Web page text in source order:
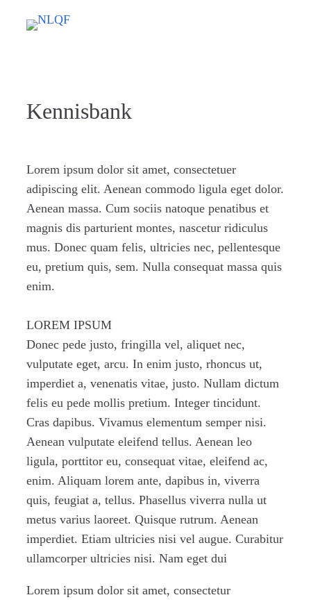
Kennisbank
Lorem ipsum dolor sit amet, consectetuer
adipiscing elit. Aenean commodo ligula eget dolor.
Aenean massa. Cum sociis natoque penatibus et
magnis dis parturient montes, nascetur ridiculus
mus. Donec quam felis, ultricies nec, pellentesque
eu, pretium quis, sem. Nulla consequat massa quis
enim.
LOREM IPSUM
Donec pede justo, fringilla vel, aliquet nec,
vulputate eget, arcu. In enim justo, rhoncus ut,
imperdiet a, venenatis vitae, justo. Nullam dictum
felis eu pede mollis pretium. Integer tincidunt.
Cras dapibus. Vivamus elementum semper nisi.
Aenean vulputate eleifend tellus. Aenean leo
ligula, porttitor eu, consequat vitae, eleifend ac,
enim. Aliquam lorem ante, dapibus in, viverra
quis, feugiat a, tellus. Phasellus viverra nulla ut
metus varius laoreet. Quisque rutrum. Aenean
imperdiet. Etiam ultricies nisi vel augue. Curabitur
ullamcorper ultricies nisi. Nam eget dui
Lorem ipsum dolor sit amet, consectetur